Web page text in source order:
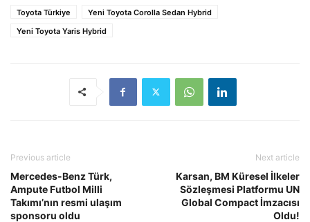
Toyota Türkiye
Yeni Toyota Corolla Sedan Hybrid
Yeni Toyota Yaris Hybrid
Previous article
Mercedes-Benz Türk,
Ampute Futbol Milli
Takımı’nın resmi ulaşım
sponsoru oldu
Next article
Karsan, BM Küresel İlkeler
Sözleşmesi Platformu UN
Global Compact İmzacısı
Oldu!